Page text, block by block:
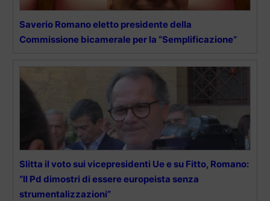
Saverio Romano eletto presidente della
Commissione bicamerale per la “Semplificazione”
Slitta il voto sui vicepresidenti Ue e su Fitto, Romano:
“Il Pd dimostri di essere europeista senza
strumentalizzazioni”